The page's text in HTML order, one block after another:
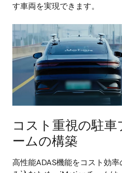
す車両を実現できます。
画
像
コスト重視の駐
ームの構築
高性能ADAS機能をコスト効